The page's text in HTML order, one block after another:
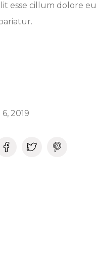
esse cillum dolore eu
2019